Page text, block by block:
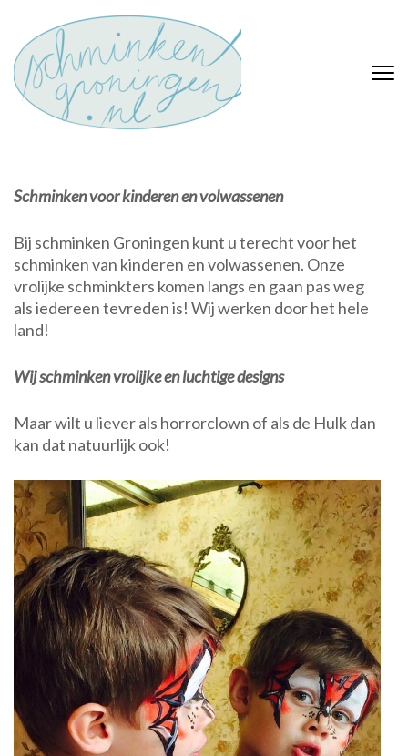
inhoud
(Druk
enter)
Schminken
Schminken voor kinderen
Schminken voor kinderen en volwassenen
Bij schminken Groningen kunt u terecht voor het
schminken van kinderen en volwassenen. Onze
vrolijke schminkters komen langs en gaan pas weg
als iedereen tevreden is! Wij werken door het hele
land!
Wij schminken vrolijke en luchtige designs
Maar wilt u liever als horrorclown of als de Hulk dan
kan dat natuurlijk ook!